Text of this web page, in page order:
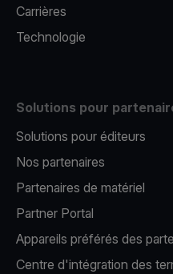
Carrières
Technologie
Solutions pour
Solutions pour éditeurs​
Nos partenaires​
Partenaires de matériel
Partner Portal
Appareils préférés des
Centre d'intégration des